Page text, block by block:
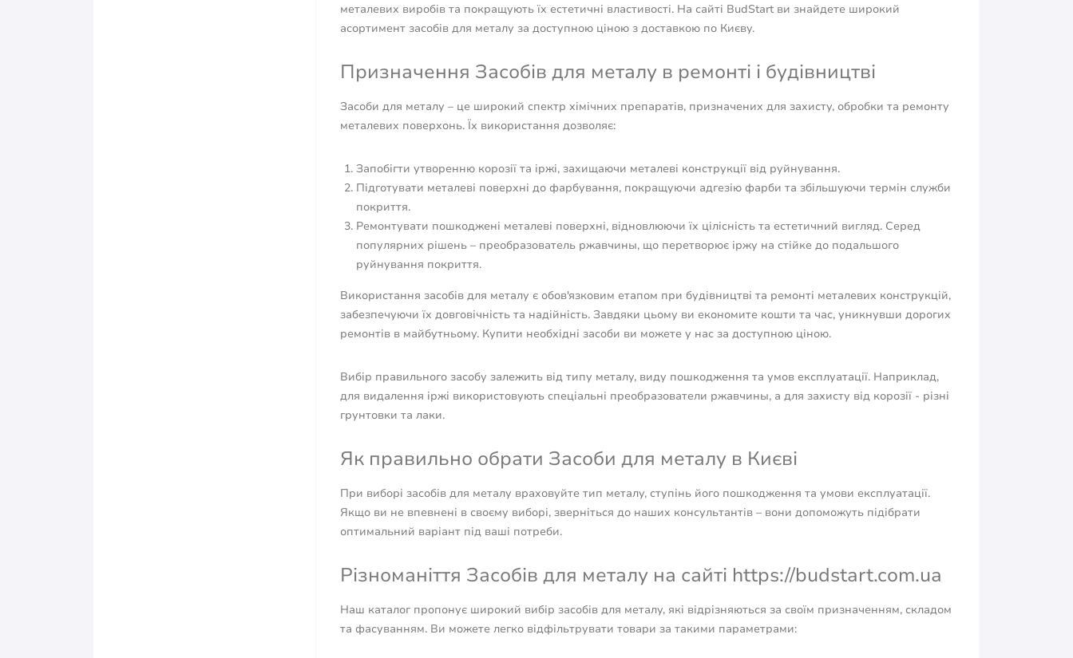
металевих виробів та покращують їх естетичні властивості. На сайті BudStart ви знайдете широкий
асортимент засобів для металу за доступною ціною з доставкою по Києву.
Призначення Засобів для металу в ремонті і будівництві
Засоби для металу – це широкий спектр хімічних препаратів, призначених для захисту, обробки та ремонту
металевих поверхонь. Їх використання дозволяє:
Запобігти утворенню корозії та іржі, захищаючи металеві конструкції від руйнування.
Підготувати металеві поверхні до фарбування, покращуючи адгезію фарби та збільшуючи термін служби
покриття.
Ремонтувати пошкоджені металеві поверхні, відновлюючи їх цілісність та естетичний вигляд. Серед
популярних рішень – преобразователь ржавчины, що перетворює іржу на стійке до подальшого
руйнування покриття.
Використання засобів для металу є обов'язковим етапом при будівництві та ремонті металевих конструкцій,
забезпечуючи їх довговічність та надійність. Завдяки цьому ви економите кошти та час, уникнувши дорогих
ремонтів в майбутньому. Купити необхідні засоби ви можете у нас за доступною ціною.
Вибір правильного засобу залежить від типу металу, виду пошкодження та умов експлуатації. Наприклад,
для видалення іржі використовують спеціальні преобразователи ржавчины, а для захисту від корозії - різні
грунтовки та лаки.
Як правильно обрати Засоби для металу в Києві
При виборі засобів для металу враховуйте тип металу, ступінь його пошкодження та умови експлуатації.
Якщо ви не впевнені в своєму виборі, зверніться до наших консультантів – вони допоможуть підібрати
оптимальний варіант під ваші потреби.
Різноманіття Засобів для металу на сайті https://budstart.com.ua
Наш каталог пропонує широкий вибір засобів для металу, які відрізняються за своїм призначенням, складом
та фасуванням. Ви можете легко відфільтрувати товари за такими параметрами: